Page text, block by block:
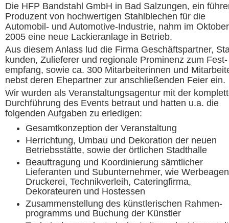
Die HFP Bandstahl GmbH in Bad Salzungen, ein
Produzent von hoch­wertigen Stahl­blechen für die
Automobil- und Automotive-Industrie, nahm im Oktober
2005 eine neue Lackier­anlage in Betrieb.
Aus diesem Anlass lud die Firma Geschäfts­partner,
kunden, Zulieferer und regionale Prominenz zum Fest­
empfang, sowie ca. 300 Mitarbeiterinnen und
nebst deren Ehepartner zur anschließenden Feier ein.
Wir wurden als Veranstaltungs­agentur mit der
Durchführung des Events betraut und hatten u.a. die
folgenden Aufgaben zu erledigen:
Gesamtkonzeption der Veranstaltung
Herrichtung, Umbau und Dekoration der neuen
Betriebs­stätte, sowie der örtlichen Stadthalle
Beauftragung und Koordinierung sämtlicher
Lieferanten und Subunternehmer, wie
Druckerei, Technik­verleih, Cateringfirma,
Dekorateuren und Hostessen
Zusammenstellung des künstlerischen Rahmen­
programms und Buchung der Künstler